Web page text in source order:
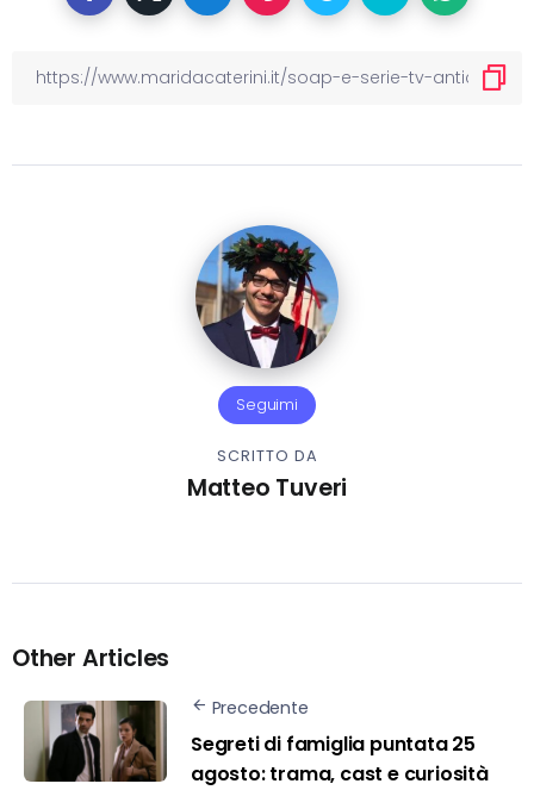
Seguimi
SCRITTO DA
Matteo Tuveri
Other Articles
Precedente
Segreti di famiglia puntata 25
agosto: trama, cast e curiosità